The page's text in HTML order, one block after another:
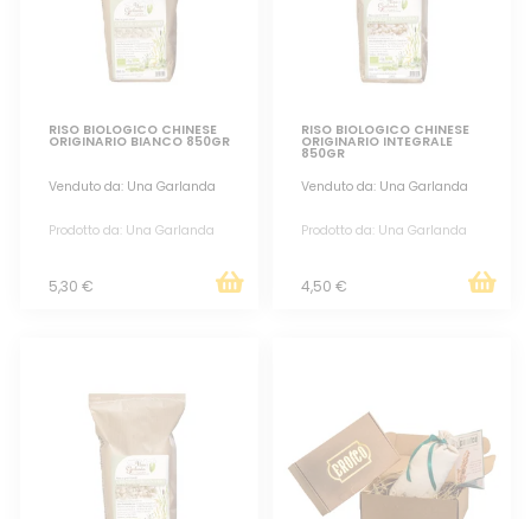
RISO BIOLOGICO CHINESE
ORIGINARIO BIANCO 850GR
Venduto da: Una Garlanda
Prodotto da: Una Garlanda
5,30 €
RISO BIOLOGICO CHINESE
ORIGINARIO INTEGRALE
850GR
Venduto da: Una Garlanda
Prodotto da: Una Garlanda
4,50 €